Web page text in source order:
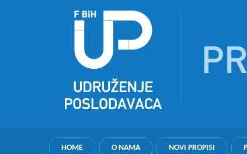
HOME O NAMA NOVI PROPISI